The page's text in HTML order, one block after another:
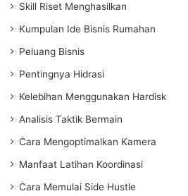
Skill Riset Menghasilkan
Kumpulan Ide Bisnis Rumahan
Peluang Bisnis
Pentingnya Hidrasi
Kelebihan Menggunakan Hardisk
Analisis Taktik Bermain
Cara Mengoptimalkan Kamera
Manfaat Latihan Koordinasi
Cara Memulai Side Hustle